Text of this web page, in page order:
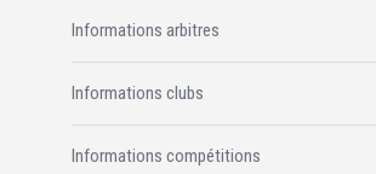
Informations arbitres
Informations clubs
Informations compétitions